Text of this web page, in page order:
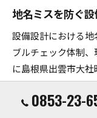
地名ミスを防ぐ
設備設計における
ブルチェック体制
に島根県出雲市大社
の誤りがトラブル
求められます。
0853-23-